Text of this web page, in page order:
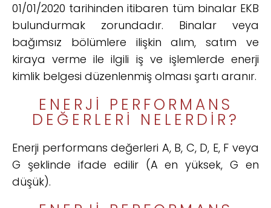
01/01/2020 tarihinden itibaren tüm binalar EKB
bulundurmak zorundadır. Binalar veya
bağımsız bölümlere ilişkin alım, satım ve
kiraya verme ile ilgili iş ve işlemlerde enerji
kimlik belgesi düzenlenmiş olması şartı aranır.
ENERJI PERFORMANS
DEĞERLERI NELERDIR?
Enerji performans değerleri A, B, C, D, E, F veya
G şeklinde ifade edilir (A en yüksek, G en
düşük).